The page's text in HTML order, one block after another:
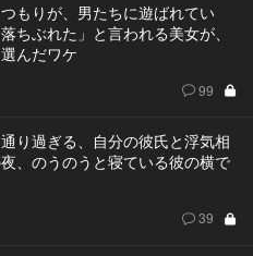
もりが、男たちに遊ばれてい
ちぶれた」と言われる美女が、
んだワケ
99
り過ぎる、自分の彼氏と浮気相
、のうのうと寝ている彼の横で
39